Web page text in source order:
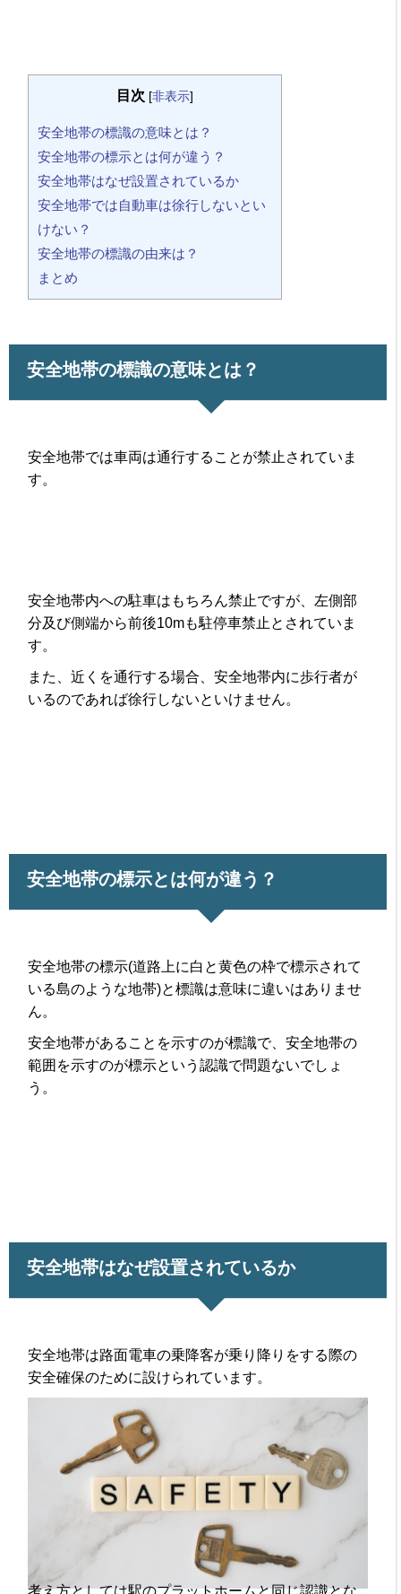
目次 [非表示]
安全地帯の標識の意味とは？
安全地帯の標示とは何が違う？
安全地帯はなぜ設置されているか
安全地帯では自動車は徐行しないとい
けない？
安全地帯の標識の由来は？
まとめ
安全地帯の標識の意味とは？
安全地帯では車両は通行することが禁止されていま
す。
安全地帯内への駐車はもちろん禁止ですが、左側部
分及び側端から前後10mも駐停車禁止とされていま
す。
また、近くを通行する場合、安全地帯内に歩行者が
いるのであれば徐行しないといけません。
安全地帯の標示とは何が違う？
安全地帯の標示(道路上に白と黄色の枠で標示されて
いる島のような地帯)と標識は意味に違いはありませ
ん。
安全地帯があることを示すのが標識で、安全地帯の
範囲を示すのが標示という認識で問題ないでしょ
う。
安全地帯はなぜ設置されているか
安全地帯は路面電車の乗降客が乗り降りをする際の
安全確保のために設けられています。